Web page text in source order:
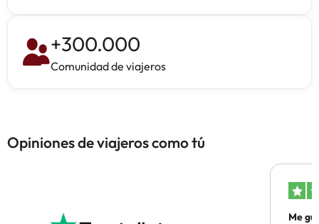
+300.000
Comunidad de viajeros
Opiniones de viajeros como tú
Me